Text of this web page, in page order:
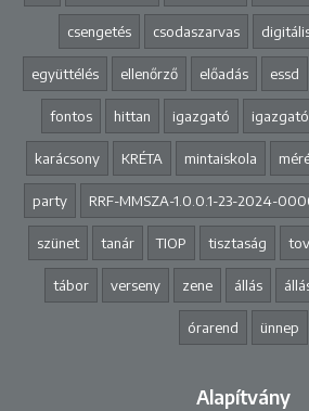
csengetés csodaszarvas
együttélés ellenőrző előadás essd
fontos hittan igazgató
karácsony KRÉTA mintaiskola
party RRF-MMSZA-1.0.0.1-23-2024-
szünet tanár TIOP tisztaság
tábor verseny zene állás
órarend ünnep
Alapítvány